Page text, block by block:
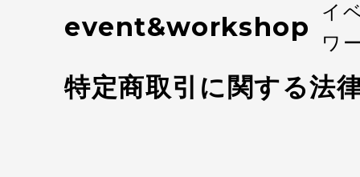
event&workshop
イ
ワ
特定商取引に関する法